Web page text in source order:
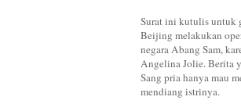
Surat ini kutulis untuk
Beijing melakukan
negara Abang Sam,
Angelina Jolie. Berita
Sang pria hanya mau
mendiang istrinya.